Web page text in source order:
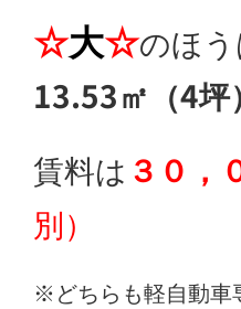
☆大☆のほ
13.53㎡（4坪）
賃料は ３０，
別）
※どちらも軽自動車